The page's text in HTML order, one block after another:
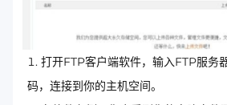
打开FTP客户端软件，输入FTP服务
码，连接到你的主机空间。